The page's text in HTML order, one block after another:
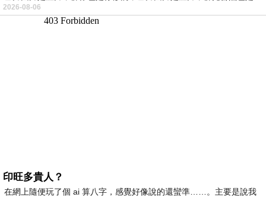
2026-08-06
印旺多貴人？
在網上隨便玩了個 ai 算八字，感覺好像說的還蠻準……。主要是說我